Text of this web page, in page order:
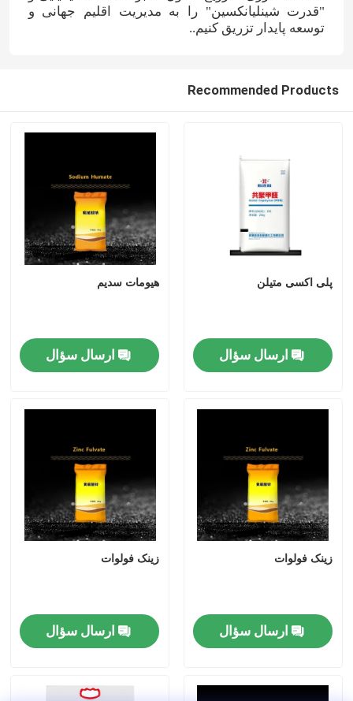
الکل فورفوریل
DMF
"قدرت شینلیانکسین" را به مدیریت اقلیم جهانی و
توسعه پایدار تزریق کنیم..
Recommended Products
پلی اکسی متیلن
ارسال سؤال
هیومات سدیم
ارسال سؤال
زینک فولوات
ارسال سؤال
زینک فولوات
ارسال سؤال